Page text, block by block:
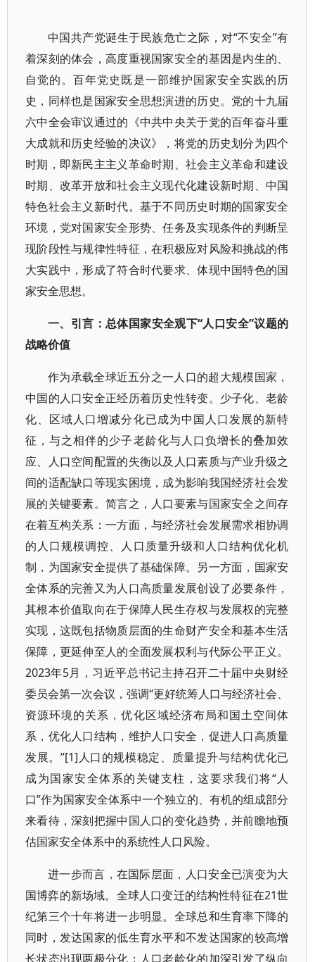
中国共产党诞生于民族危亡之际，对“不安全”有
着深刻的体会，高度重视国家安全的基因是内生的、
自觉的。百年党史既是一部维护国家安全实践的历
史，同样也是国家安全思想演进的历史。党的十九届
六中全会审议通过的《中共中央关于党的百年奋斗重
大成就和历史经验的决议》，将党的历史划分为四个
时期，即新民主主义革命时期、社会主义革命和建设
时期、改革开放和社会主义现代化建设新时期、中国
特色社会主义新时代。基于不同历史时期的国家安全
环境，党对国家安全形势、任务及实现条件的判断呈
现阶段性与规律性特征，在积极应对风险和挑战的伟
大实践中，形成了符合时代要求、体现中国特色的国
家安全思想。
一、引言：总体国家安全观下“人口安全”议题的
战略价值
作为承载全球近五分之一人口的超大规模国家，
中国的人口安全正经历着历史性转变。少子化、老龄
化、区域人口增减分化已成为中国人口发展的新特
征，与之相伴的少子老龄化与人口负增长的叠加效
应、人口空间配置的失衡以及人口素质与产业升级之
间的适配缺口等现实困境，成为影响我国经济社会发
展的关键要素。简言之，人口要素与国家安全之间存
在着互构关系：一方面，与经济社会发展需求相协调
的人口规模调控、人口质量升级和人口结构优化机
制，为国家安全提供了基础保障。另一方面，国家安
全体系的完善又为人口高质量发展创设了必要条件，
其根本价值取向在于保障人民生存权与发展权的完整
实现，这既包括物质层面的生命财产安全和基本生活
保障，更延伸至人的全面发展权利与代际公平正义。
2023年5月，习近平总书记主持召开二十届中央财经
委员会第一次会议，强调“更好统筹人口与经济社会、
资源环境的关系，优化区域经济布局和国土空间体
系，优化人口结构，维护人口安全，促进人口高质量
发展。”[1]人口的规模稳定、质量提升与结构优化已
成为国家安全体系的关键支柱，这要求我们将“人
口”作为国家安全体系中一个独立的、有机的组成部分
来看待，深刻把握中国人口的变化趋势，并前瞻地预
估国家安全体系中的系统性人口风险。
进一步而言，在国际层面，人口安全已演变为大
国博弈的新场域。全球人口变迁的结构性特征在21世
纪第三个十年将进一步明显。全球总和生育率下降的
同时，发达国家的低生育水平和不发达国家的较高增
长状态出现两极分化；人口老龄化的加深引发了纵向